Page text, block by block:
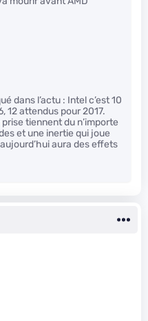
dans l’actu : Intel c’est 10
12 attendus pour 2017.
tiennent du n’importe
et une inertie qui joue
aura des effets